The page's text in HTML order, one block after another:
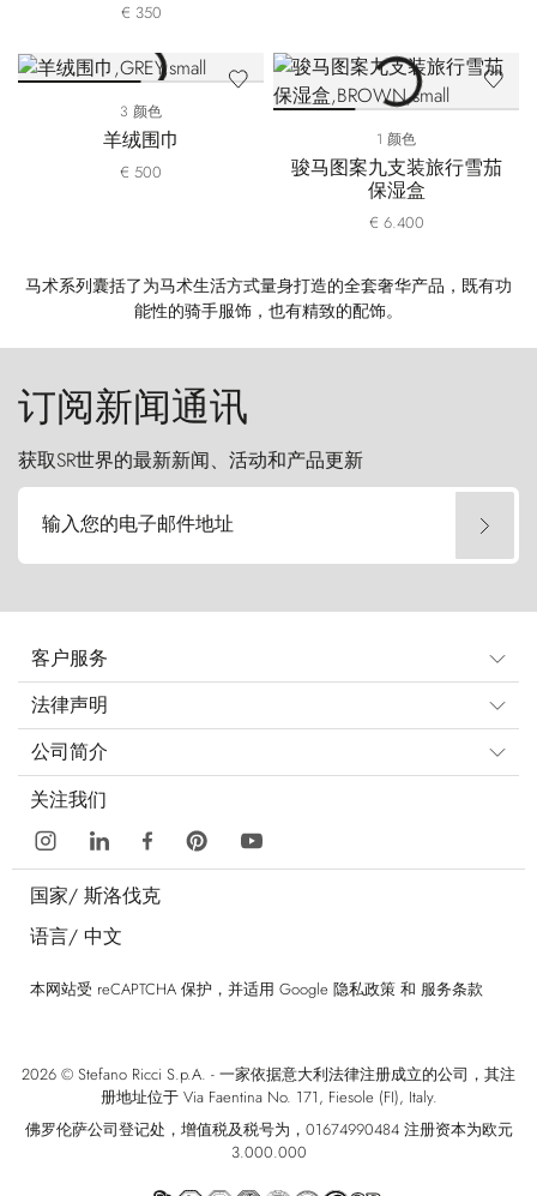
€ 350
3 颜色
羊绒围巾
€ 500
1 颜色
骏马图案九支装旅行雪茄
保湿盒
€ 6.400
马术系列囊括了为马术生活方式量身打造的全套奢华产品，既有功
能性的骑手服饰，也有精致的配饰。
订阅新闻通讯
获取SR世界的最新新闻、活动和产品更新
输入您的电子邮件地址
客户服务
法律声明
公司简介
关注我们
国家/ 斯洛伐克
语言/ 中文
本网站受 reCAPTCHA 保护，并适用 Google 隐私政策 和 服务条款
2026 © Stefano Ricci S.p.A. - 一家依据意大利法律注册成立的公司，其注
册地址位于 Via Faentina No. 171, Fiesole (FI), Italy.
佛罗伦萨公司登记处，增值税及税号为，01674990484 注册资本为欧元
3.000.000